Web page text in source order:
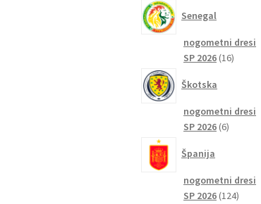
Senegal
nogometni dresi
SP 2026 1616
Škotska
nogometni dresi
SP 2026 66
Španija
nogometni dresi
SP 2026 124124